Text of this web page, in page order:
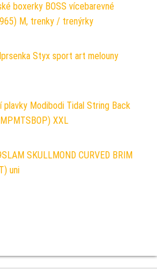
boxerky BOSS vícebarevné
M, trenky / trenýrky
Styx sport art melouny
plavky Modibodi Tidal String Back
XXL
SKULLMOND CURVED BRIM
uni